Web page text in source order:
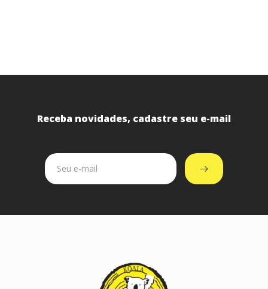
Receba novidades, cadastre seu e-mail